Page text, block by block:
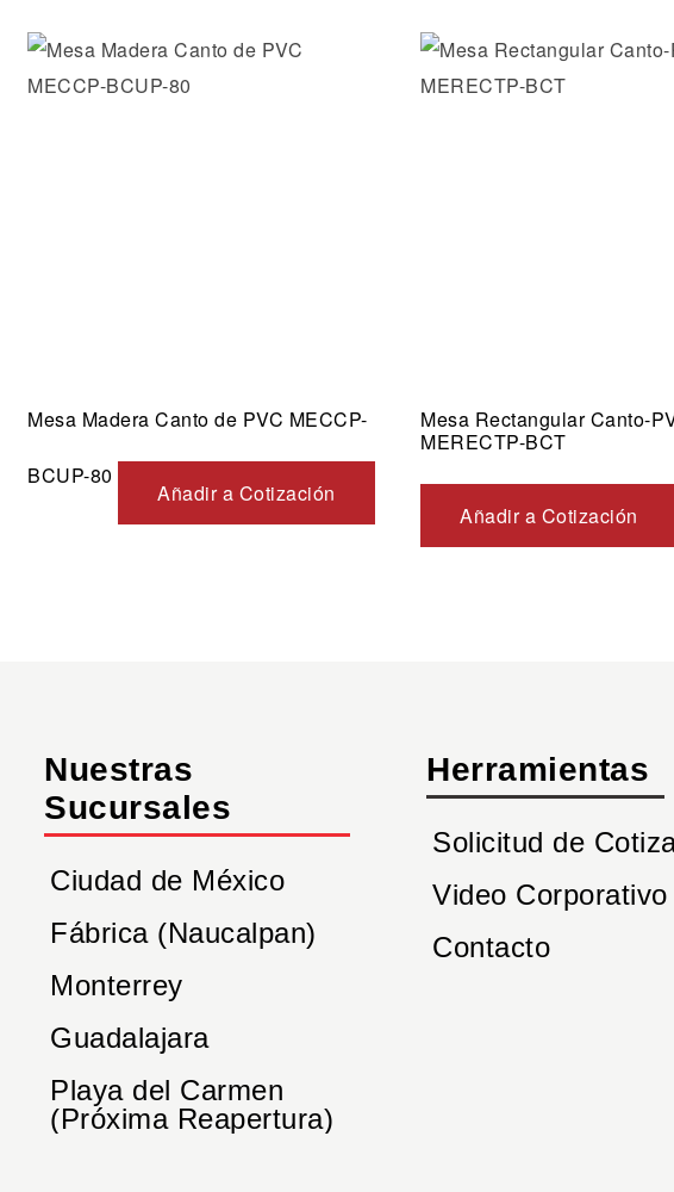
Añadir a la lista de deseos
Mesa Madera Canto de PVC MECCP-
BCUP-80
Añadir a Cotización
Mesa Rectangular Canto-
MERECTP-BCT
Añadir a Cotización
Nuestras
Sucursales
Ciudad de México
Fábrica (Naucalpan)
Monterrey
Guadalajara
Playa del Carmen
(Próxima Reapertura)
Herramientas
Solicitud de
Video Corporativo
Contacto